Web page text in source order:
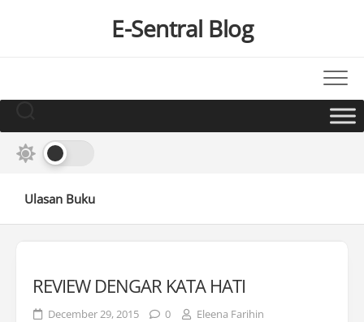
E-Sentral Blog
Ulasan Buku
REVIEW DENGAR KATA HATI
December 29, 2015 0 Eleena Farihin